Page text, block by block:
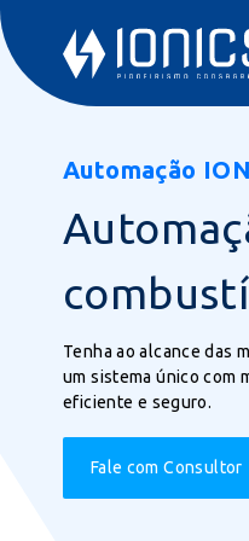
Automação
Tenha ao alcance das
um sistema único com
eficiente e seguro.
Fale com Consultor